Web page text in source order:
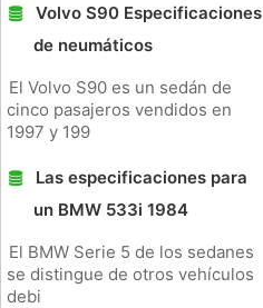
Volvo S90 Especificaciones
de neumáticos
El Volvo S90 es un sedán de
cinco pasajeros vendidos en
1997 y 199
Las especificaciones para
un BMW 533i 1984
El BMW Serie 5 de los sedanes
se distingue de otros vehículos
debi